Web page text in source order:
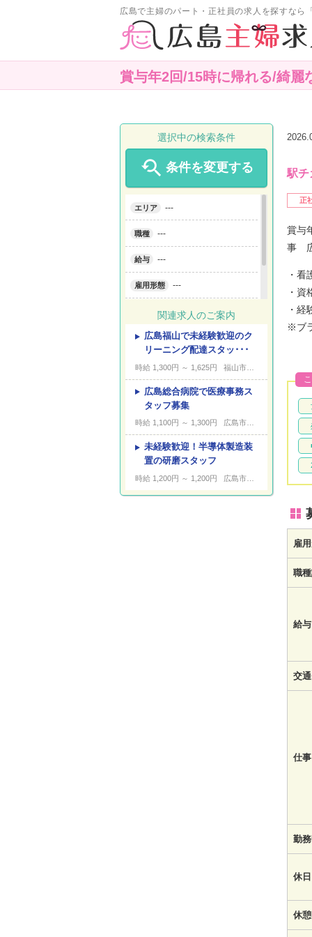
広島で主婦のパート・正社員の求人を探すなら
賞与年2回/15時に帰れる/綺麗
駅チ
正
賞与
事
・看
・資
・経
※ブ
雇
職
給与
交
仕
勤
休
休
選択中の検索条件
 条件を変更する
エリア ---
職種 ---
給与 ---
雇用形態 ---
こだわり条件 ---
キーワード ---
関連求人のご案内
広島福山で未経験歓迎のク
リーニング配達スタッ･･･
時給 1,300円 ～ 1,625円 福山市鋼管町
広島総合病院で医療事務ス
タッフ募集
時給 1,100円 ～ 1,300円 広島市南区皆実町
未経験歓迎！半導体製造装
置の研磨スタッフ
時給 1,200円 ～ 1,200円 広島市安佐北区安佐町久地